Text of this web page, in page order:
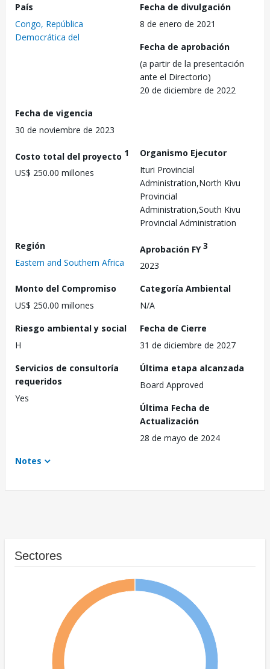
País
Congo, República
Democrática del
Fecha de divulgación
8 de enero de 2021
Fecha de aprobación
(a partir de la presentación
ante el Directorio)
20 de diciembre de 2022
Fecha de vigencia
30 de noviembre de 2023
Costo total del proyecto 1
US$ 250.00 millones
Organismo Ejecutor
Ituri Provincial
Administration,North Kivu
Provincial
Administration,South Kivu
Provincial Administration
Región
Eastern and Southern Africa
Aprobación FY3
2023
Monto del Compromiso
US$ 250.00 millones
Categoría Ambiental
N/A
Riesgo ambiental y social
H
Fecha de Cierre
31 de diciembre de 2027
Servicios de consultoría
requeridos
Yes
Última etapa alcanzada
Board Approved
Última Fecha de
Actualización
28 de mayo de 2024
Notes
Sectores